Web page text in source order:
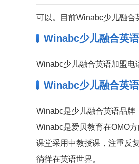
可以。目前Winabc少儿融合
Winabc少儿融合英
Winabc少儿融合英语加盟电
Winabc少儿融合英
Winabc是少儿融合英语品牌
Winabc是爱贝教育在OMO
课堂采用中教授课，注重反
徜徉在英语世界。